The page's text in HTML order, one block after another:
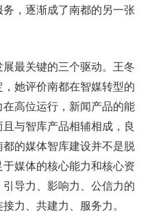
，逐渐成了南都的另一张
最关键的三个驱动。王冬
她评价南都在智媒转型的
高位运行，新闻产品的能
与智库产品相辅相成，良
的媒体智库建设并不是脱
媒体的核心能力和核心资
导力、影响力、公信力的
力、共建力、服务力。